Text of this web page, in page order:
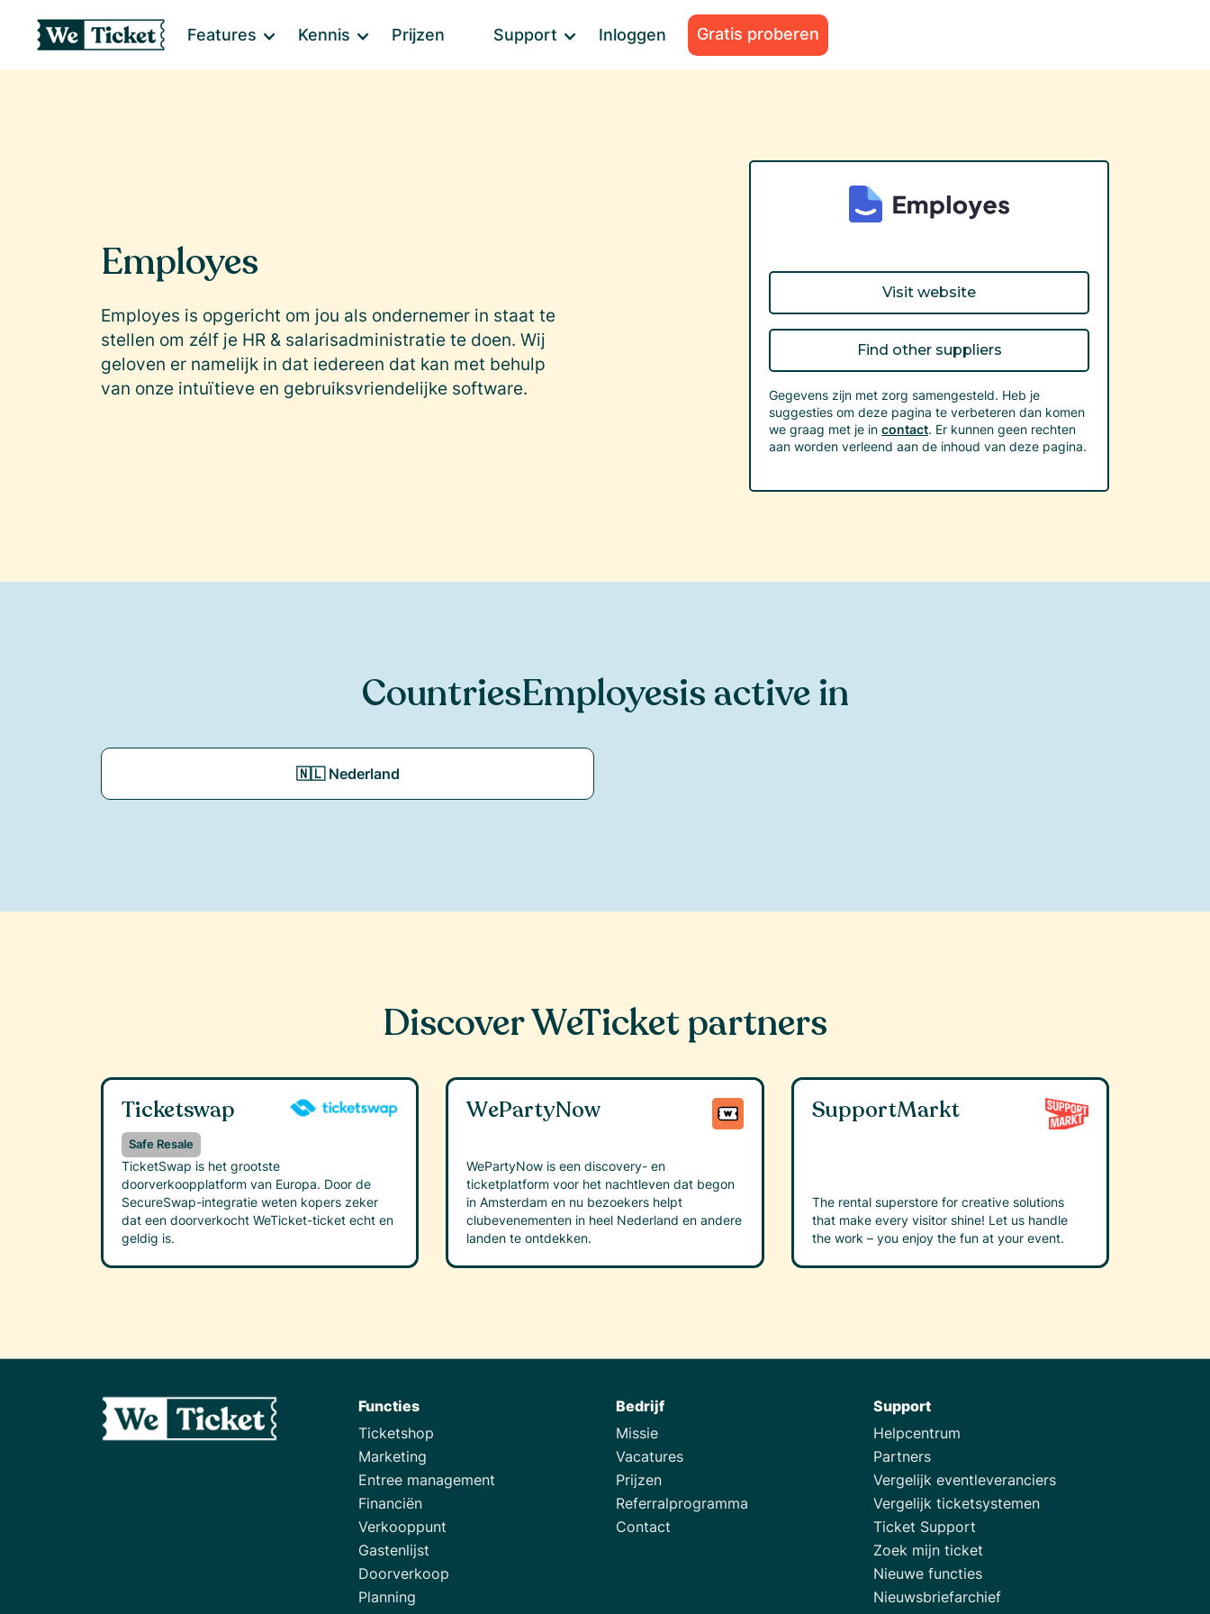
Features Kennis Prijzen Support Inloggen Gratis proberen
Employes
Employes is opgericht om jou als ondernemer in staat te
stellen om zélf je HR & salarisadministratie te doen. Wij
geloven er namelijk in dat iedereen dat kan met behulp
van onze intuïtieve en gebruiksvriendelijke software.
Visit website
Find other suppliers
Gegevens zijn met zorg samengesteld. Heb je
suggesties om deze pagina te verbeteren dan komen
we graag met je in contact. Er kunnen geen rechten
aan worden verleend aan de inhoud van deze pagina.
CountriesEmployesis active in
🇳🇱 Nederland
Discover WeTicket partners
Ticketswap
Safe Resale
TicketSwap is het grootste
doorverkoopplatform van Europa. Door de
SecureSwap-integratie weten kopers zeker
dat een doorverkocht WeTicket-ticket echt en
geldig is.
WePartyNow
WePartyNow is een discovery- en
ticketplatform voor het nachtleven dat begon
in Amsterdam en nu bezoekers helpt
clubevenementen in heel Nederland en andere
landen te ontdekken.
SupportMarkt
The rental superstore for creative solutions
that make every visitor shine! Let us handle
the work – you enjoy the fun at your event.
Functies
Ticketshop
Marketing
Entree management
Financiën
Verkooppunt
Gastenlijst
Doorverkoop
Planning
Bedrijf
Missie
Vacatures
Prijzen
Referralprogramma
Contact
Support
Helpcentrum
Partners
Vergelijk eventleveranciers
Vergelijk ticketsystemen
Ticket Support
Zoek mijn ticket
Nieuwe functies
Nieuwsbriefarchief